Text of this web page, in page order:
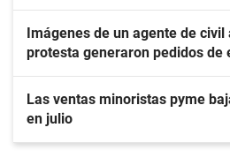
Imágenes de un agente de
protesta generaron pedidos de
Las ventas minoristas pyme
en julio